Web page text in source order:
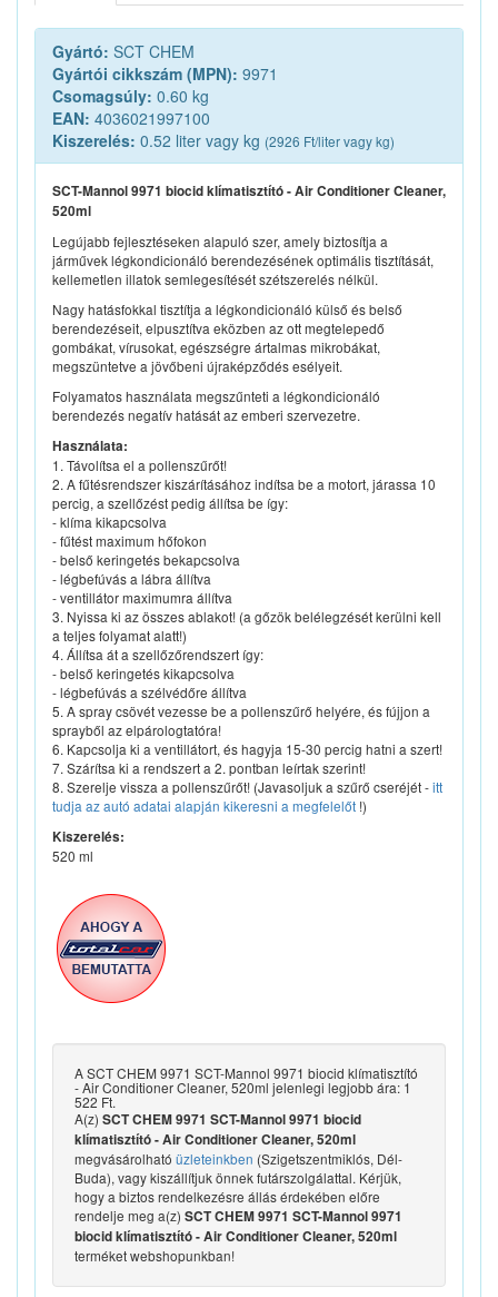
Gyártó: SCT CHEM
Gyártói cikkszám (MPN): 9971
Csomagsúly: 0.60 kg
EAN: 4036021997100
Kiszerelés: 0.52 liter vagy kg (2926 Ft/liter vagy kg)
SCT-Mannol 9971 biocid klímatisztító - Air Conditioner Cleaner,
520ml
Legújabb fejlesztéseken alapuló szer, amely biztosítja a
járművek légkondicionáló berendezésének optimális tisztítását,
kellemetlen illatok semlegesítését szétszerelés nélkül.
Nagy hatásfokkal tisztítja a légkondicionáló külső és belső
berendezéseit, elpusztítva eközben az ott megtelepedő
gombákat, vírusokat, egészségre ártalmas mikrobákat,
megszüntetve a jövőbeni újraképződés esélyeit.
Folyamatos használata megszűnteti a légkondicionáló
berendezés negatív hatását az emberi szervezetre.
Használata:
1. Távolítsa el a pollenszűrőt!
2. A fűtésrendszer kiszárításához indítsa be a motort, járassa 10
percig, a szellőzést pedig állítsa be így:
- klíma kikapcsolva
- fűtést maximum hőfokon
- belső keringetés bekapcsolva
- légbefúvás a lábra állítva
- ventillátor maximumra állítva
3. Nyissa ki az összes ablakot! (a gőzök belélegzését kerülni kell
a teljes folyamat alatt!)
4. Állítsa át a szellőzőrendszert így:
- belső keringetés kikapcsolva
- légbefúvás a szélvédőre állítva
5. A spray csövét vezesse be a pollenszűrő helyére, és fújjon a
sprayből az elpárologtatóra!
6. Kapcsolja ki a ventillátort, és hagyja 15-30 percig hatni a szert!
7. Szárítsa ki a rendszert a 2. pontban leírtak szerint!
8. Szerelje vissza a pollenszűrőt! (Javasoljuk a szűrő cseréjét -itt
tudja az autó adatai alapján kikeresni a megfelelőt !)
Kiszerelés:
520 ml
A SCT CHEM 9971 SCT-Mannol 9971 biocid klímatisztító
- Air Conditioner Cleaner, 520ml jelenlegi legjobb ára: 1
522 Ft.
A(z) SCT CHEM 9971 SCT-Mannol 9971 biocid
klímatisztító - Air Conditioner Cleaner, 520ml
megvásárolható üzleteinkben (Szigetszentmiklós, Dél-
Buda), vagy kiszállítjuk önnek futárszolgálattal. Kérjük,
hogy a biztos rendelkezésre állás érdekében előre
rendelje meg a(z) SCT CHEM 9971 SCT-Mannol 9971
biocid klímatisztító - Air Conditioner Cleaner, 520ml
terméket webshopunkban!